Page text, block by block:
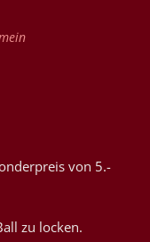
von 5.-
zu locken.